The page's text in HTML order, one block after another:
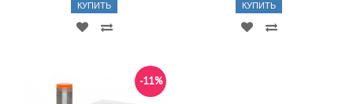
КУПИТЬ КУПИТЬ
-11%